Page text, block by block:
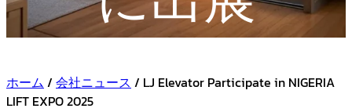
ホーム / 会社ニュース / LJ Elevator Participate in NIGERIA
LIFT EXPO 2025